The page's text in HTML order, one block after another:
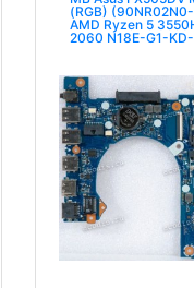
(RGB)
AMD Ryzen 5
2060 N18E-G1-KD-